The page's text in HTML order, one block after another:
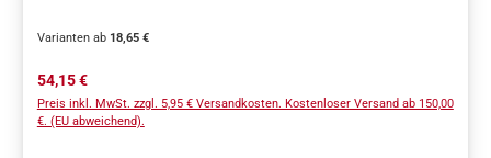
Varianten ab18,65 €
Regulärer Preis:
54,15 €
Preis inkl. MwSt. zzgl. 5,95 € Versandkosten. Kostenloser Versand ab 150,00
€. (EU abweichend).